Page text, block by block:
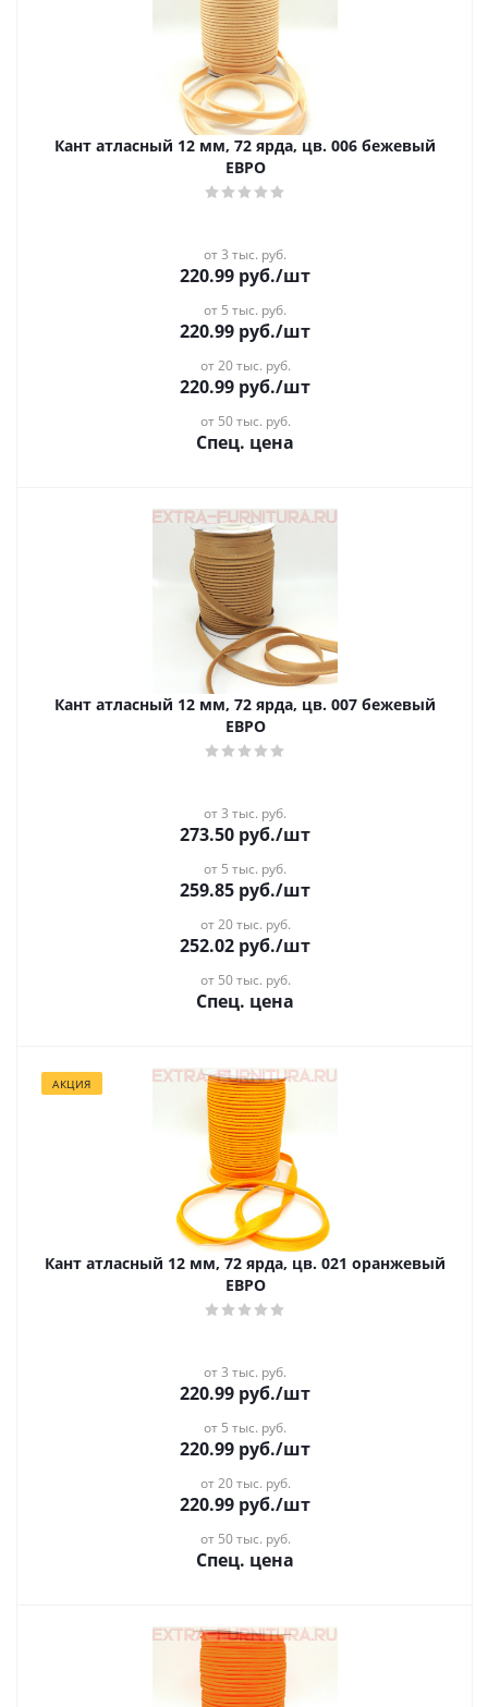
Кант атласный 12 мм, 72 ярда, цв. 006 бежевый
ЕВРО
от 3 тыс. руб.
220.99 руб./шт
от 5 тыс. руб.
220.99 руб./шт
от 20 тыс. руб.
220.99 руб./шт
от 50 тыс. руб.
Спец. цена
Кант атласный 12 мм, 72 ярда, цв. 007 бежевый
ЕВРО
от 3 тыс. руб.
273.50 руб./шт
от 5 тыс. руб.
259.85 руб./шт
от 20 тыс. руб.
252.02 руб./шт
от 50 тыс. руб.
Спец. цена
АКЦИЯ
Кант атласный 12 мм, 72 ярда, цв. 021 оранжевый
ЕВРО
от 3 тыс. руб.
220.99 руб./шт
от 5 тыс. руб.
220.99 руб./шт
от 20 тыс. руб.
220.99 руб./шт
от 50 тыс. руб.
Спец. цена